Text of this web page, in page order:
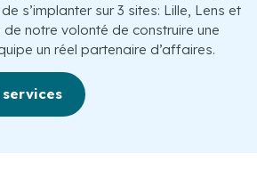
s’implanter sur 3 sites: Lille, Lens et
notre volonté de construire une
un réel partenaire d’affaires.
services